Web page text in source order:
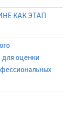
КАК ЭТАП
для оценки